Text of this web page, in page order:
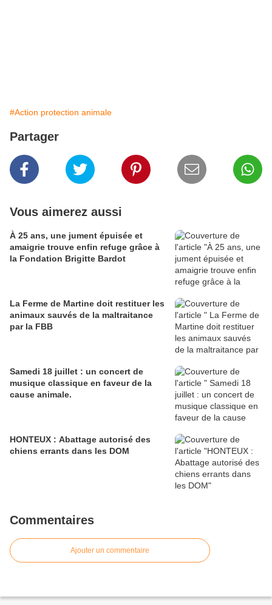
#Action protection animale
Partager
Vous aimerez aussi
À 25 ans, une jument épuisée et
amaigrie trouve enfin refuge grâce à
la Fondation Brigitte Bardot
La Ferme de Martine doit restituer les
animaux sauvés de la maltraitance
par la FBB
Samedi 18 juillet : un concert de
musique classique en faveur de la
cause animale.
HONTEUX : Abattage autorisé des
chiens errants dans les DOM
Commentaires
Ajouter un commentaire